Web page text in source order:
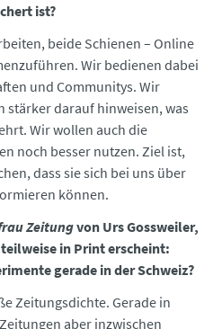
ist?
beide Schienen – Online
Wir bedienen dabei
und Communitys. Wir
stärker darauf hinweisen, was
Wir wollen auch die
noch besser nutzen. Ziel ist,
dass sie sich bei uns über
können.
Zeitungvon Urs Gossweiler,
in Print erscheint:
gerade in der Schweiz?
Zeitungsdichte. Gerade in
aber inzwischen